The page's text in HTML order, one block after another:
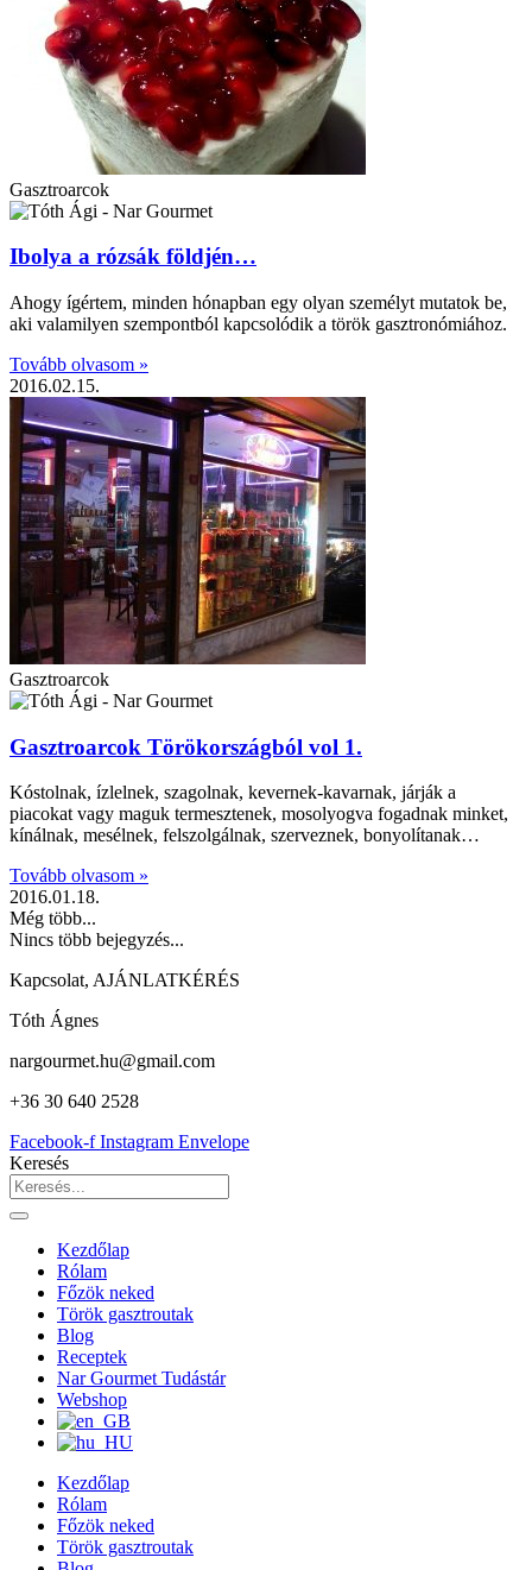
Gasztroarcok
Ibolya a rózsák földjén…
Ahogy ígértem, minden hónapban egy olyan személyt mutatok be,
aki valamilyen szempontból kapcsolódik a török gasztronómiához.
Tovább olvasom »
2016.02.15.
Gasztroarcok
Gasztroarcok Törökországból vol 1.
Kóstolnak, ízlelnek, szagolnak, kevernek-kavarnak, járják a
piacokat vagy maguk termesztenek, mosolyogva fogadnak minket,
kínálnak, mesélnek, felszolgálnak, szerveznek, bonyolítanak…
Tovább olvasom »
2016.01.18.
Még több...
Nincs több bejegyzés...
Kapcsolat, AJÁNLATKÉRÉS
Tóth Ágnes
nargourmet.hu@gmail.com
+36 30 640 2528
Facebook-f Instagram Envelope
Keresés
Kezdőlap
Rólam
Főzök neked
Török gasztroutak
Blog
Receptek
Nar Gourmet Tudástár
Webshop
Kezdőlap
Rólam
Főzök neked
Török gasztroutak